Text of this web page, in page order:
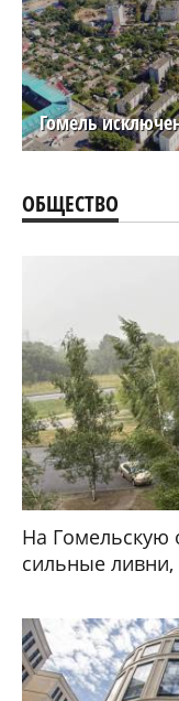
Гомель
ОБЩЕСТВО
На Гомельскую
сильные ливни,